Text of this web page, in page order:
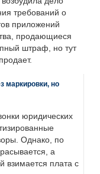
требований о
приложений
продающиеся
штраф, но тут
маркировки, но
юридических
Однако, по
а
взимается плата с